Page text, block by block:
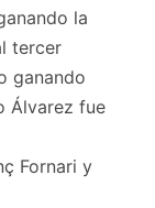
la
tercer
ganando
Álvarez fue
Fornari y